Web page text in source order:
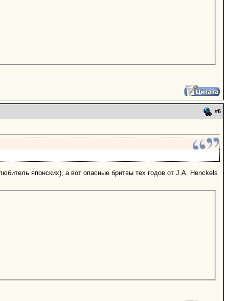
#6
японских), а вот опасные бритвы тех годов от J.A. Henckels